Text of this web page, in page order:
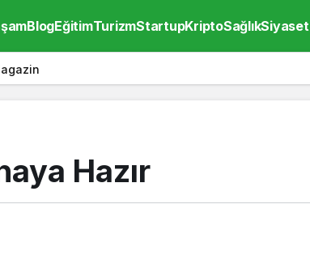
BlogEğitimTurizmStartupKriptoSağlıkSiyaset
Hazır